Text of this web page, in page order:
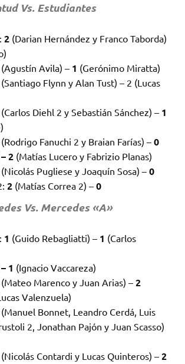
Vs. Estudiantes
2 (Darian Hernández y Franco Taborda)
(Agustín Avila) – 1 (Gerónimo Miratta)
Flynn y Alan Tust) – 2 (Lucas
(Carlos Diehl 2 y Sebastián Sánchez) – 1
(Rodrigo Fanuchi 2 y Braian Farías) – 0
2 (Matías Lucero y Fabrizio Planas)
(Nicolás Pugliese y Joaquín Sosa) – 0
2 (Matías Correa 2) – 0
Vs. Mercedes «A»
1 (Guido Rebagliatti) – 1 (Carlos
1 (Ignacio Vaccareza)
(Mateo Marenco y Juan Arias) – 2
Valenzuela)
(Manuel Bonnet, Leandro Cerdá, Luis
2, Jonathan Pajón y Juan Scasso)
(Nicolás Contardi y Lucas Quinteros) – 2